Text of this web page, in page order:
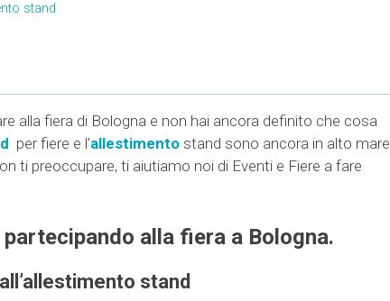
stand
alla fiera di Bologna e non hai ancora definito che cosa
per fiere e l’allestimento stand sono ancora in alto mare
ti preoccupare, ti aiutiamo noi di Eventi e Fiere a fare
alla fiera a Bologna.
stand